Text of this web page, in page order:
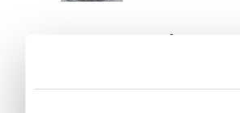
Volg ons!